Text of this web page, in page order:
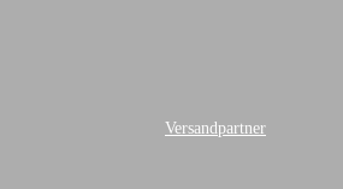
Versandpartner